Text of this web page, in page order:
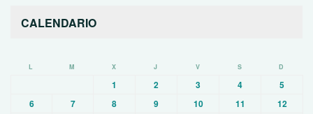
CALENDARIO
L M X J V S D
1 2 3 4
5
6
7 8 9 10 11
12